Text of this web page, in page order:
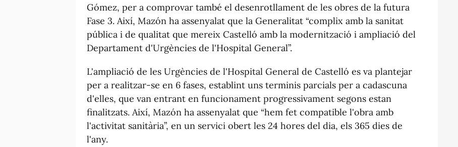
Gómez, per a comprovar també el desenrotllament de les obres de la futura
Fase 3. Així, Mazón ha assenyalat que la Generalitat “complix amb la sanitat
pública i de qualitat que mereix Castelló amb la modernització i ampliació del
Departament d'Urgències de l'Hospital General”.
L'ampliació de les Urgències de l'Hospital General de Castelló es va plantejar
per a realitzar-se en 6 fases, establint uns terminis parcials per a cadascuna
d'elles, que van entrant en funcionament progressivament segons estan
finalitzats. Així, Mazón ha assenyalat que “hem fet compatible l'obra amb
l'activitat sanitària”, en un servici obert les 24 hores del dia, els 365 dies de
l'any.